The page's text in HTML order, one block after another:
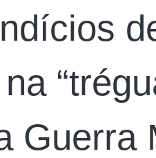
Guerra